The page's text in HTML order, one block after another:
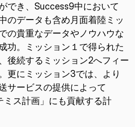
でき、Success9中において
のデータも含め月面着陸ミッ
の貴重なデータやノウハウな
功。ミッション１で得られた
後続するミッション2へフィー
更にミッション3では、より
サービスの提供によって
ミス計画」にも貢献する計